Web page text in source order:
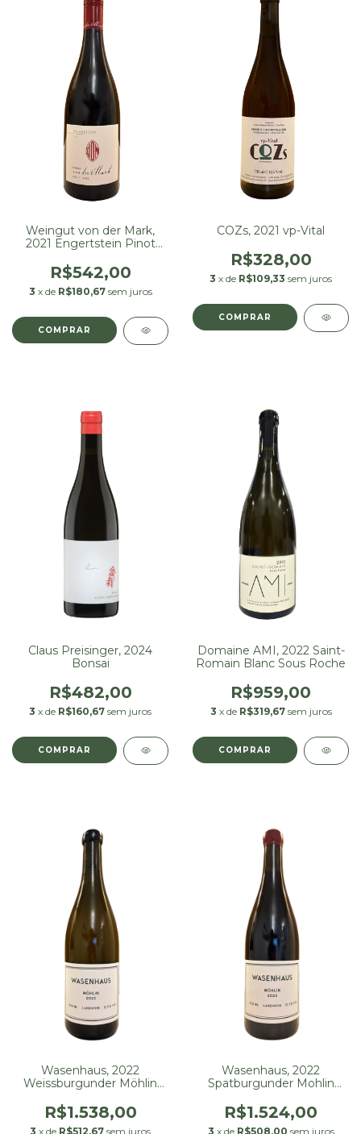
Weingut von der Mark,
2021 Engertstein Pinot
R$542,00
3 x de R$180,67 sem juros
COZs, 2021 vp-Vital
R$328,00
3 x de R$109,33 sem juros
Claus Preisinger, 2024
Bonsai
R$482,00
3 x de R$160,67 sem juros
Domaine AMI, 2022 Saint-
Romain Blanc Sous Roche
R$959,00
3 x de R$319,67 sem juros
Wasenhaus, 2022
Weissburgunder Möhlin
R$1.538,00
3 x de R$512,67 sem juros
Wasenhaus, 2022
Spatburgunder Mohlin
R$1.524,00
3 x de R$508,00 sem juros